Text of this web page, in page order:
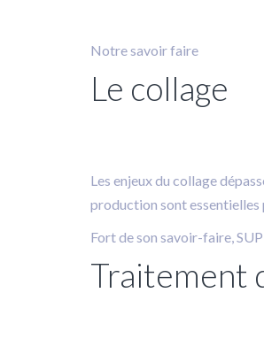
Notre savoir faire
Le collage
Les enjeux du collage
production sont
Fort de son savoir-faire,
Traitement